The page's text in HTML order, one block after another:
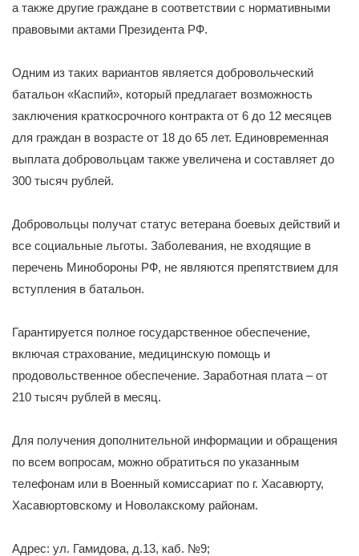
а также другие граждане в соответствии с нормативными
правовыми актами Президента РФ.
Одним из таких вариантов является добровольческий
батальон «Каспий», который предлагает возможность
заключения краткосрочного контракта от 6 до 12 месяцев
для граждан в возрасте от 18 до 65 лет. Единовременная
выплата добровольцам также увеличена и составляет до
300 тысяч рублей.
Добровольцы получат статус ветерана боевых действий и
все социальные льготы. Заболевания, не входящие в
перечень Минобороны РФ, не являются препятствием для
вступления в батальон.
Гарантируется полное государственное обеспечение,
включая страхование, медицинскую помощь и
продовольственное обеспечение. Заработная плата – от
210 тысяч рублей в месяц.
Для получения дополнительной информации и обращения
по всем вопросам, можно обратиться по указанным
телефонам или в Военный комиссариат по г. Хасавюрту,
Хасавюртовскому и Новолакскому районам.
Адрес: ул. Гамидова, д.13, каб. №9;